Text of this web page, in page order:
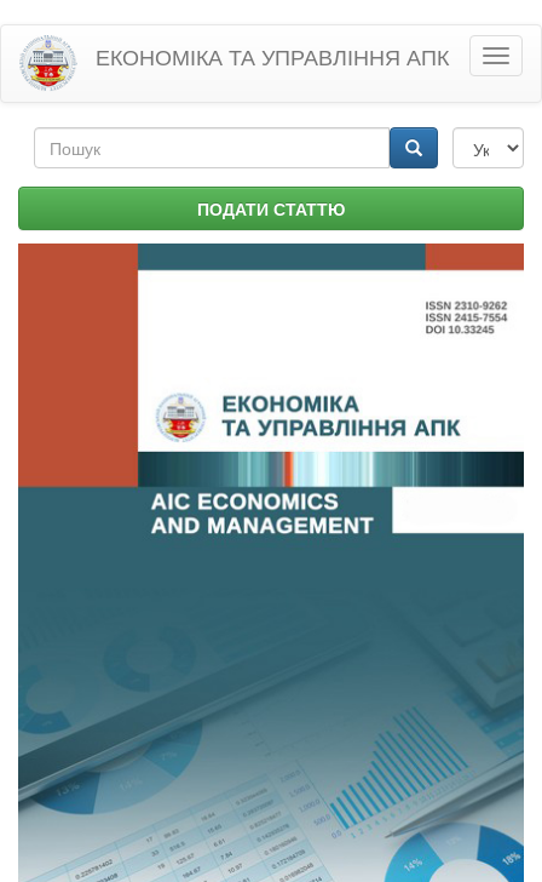
Перейти
основного
матеріалу
ЕКОНОМІКА ТА УПРАВЛІННЯ АПК
Пошукова
форма ПОДАТИ СТАТТЮ